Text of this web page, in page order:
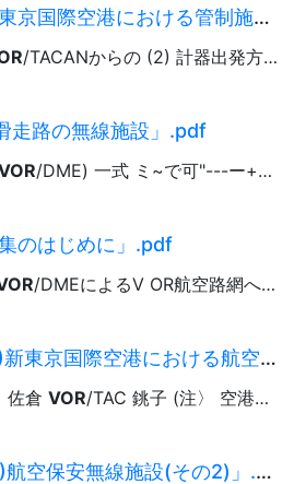
1978年_025号_「新東京国際空港における管制施設の概要とその運用」.pdf
/TACANからの (2) 計器出発方式 ラジアノレも使用する。 主として成田
走路の無線施設」.pdf
/DME) 一式 ミ~で可"---ー+ー一 01 R ローカライザ ...運輸省東京航空局矢内辰弥 (保安部無線課専門官) 鵡川
のはじめに」.pdf
/DMEによるV OR航空路網へほぼ全国的に移行しており，空 港保安施設として，
1988年_066号_「(1)新東京国際空港における航空無線施設(その1)」.pdf
佐倉 VOR/TAC 銚子 (注〉 空港内
1988年_066号_「(2)航空保安無線施設(その2)」.pdf